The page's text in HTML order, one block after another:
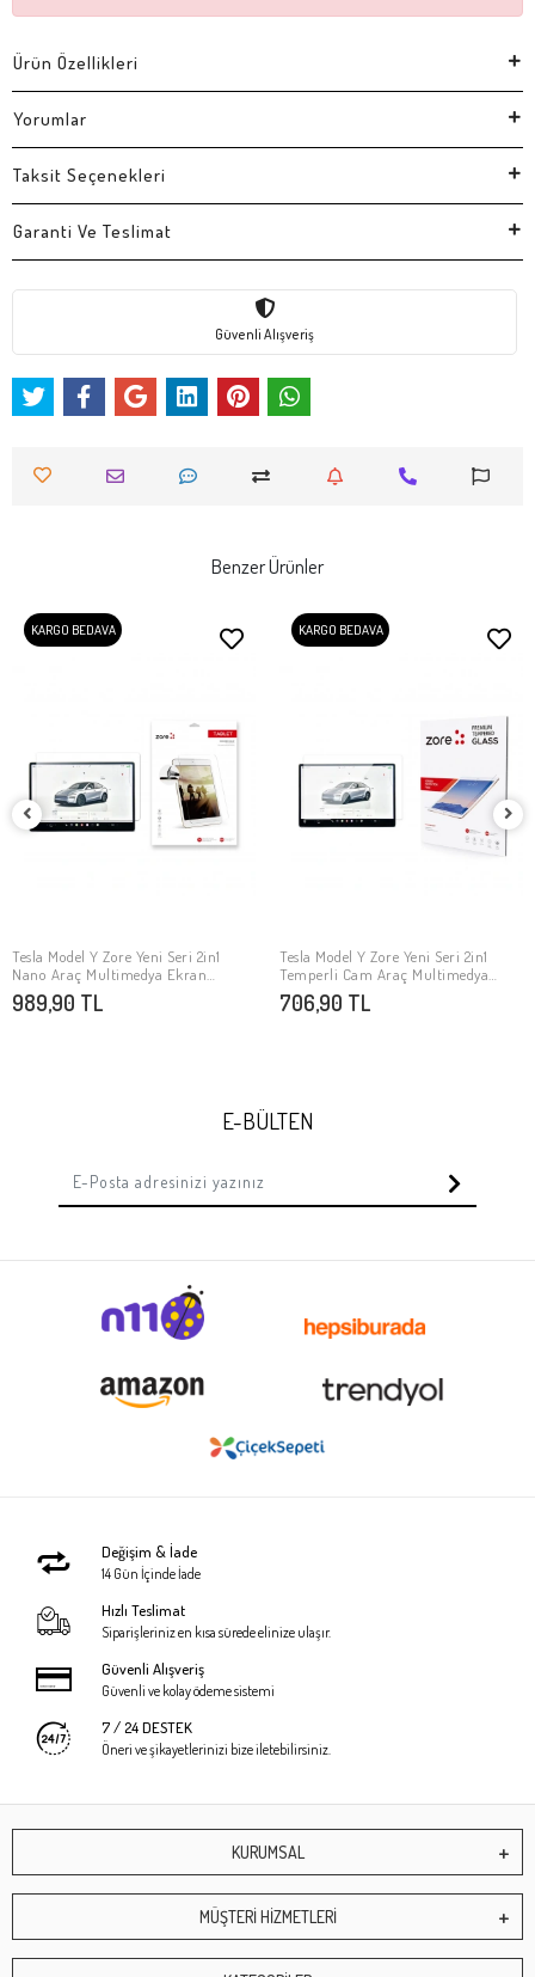
Ürün Özellikleri
Yorumlar
Taksit Seçenekleri
Garanti Ve Teslimat
Güvenli Alışveriş
Benzer Ürünler
KARGO BEDAVA
SEPETE EKLE
Tesla Model Y Zore Yeni Seri 2in1
Nano Araç Multimedya Ekran
Koruyucu
989,90 TL
KARGO BEDAVA
SEPETE EKLE
Tesla Model Y Zore Yeni Seri 2in1
Temperli Cam Araç Multimedya
Ekran Koruyucu
706,90 TL
E-BÜLTEN
Değişim & İade
14 Gün İçinde İade
Hızlı Teslimat
Siparişleriniz en kısa sürede elinize ulaşır.
Güvenli Alışveriş
Güvenli ve kolay ödeme sistemi
7 / 24 DESTEK
Öneri ve şikayetlerinizi bize iletebilirsiniz.
KURUMSAL
MÜŞTERİ HİZMETLERİ